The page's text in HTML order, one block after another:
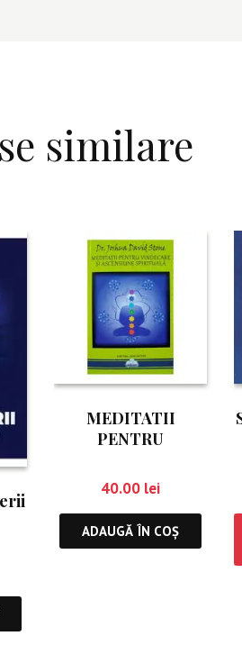
similare
MEDITATII
PENTRU
ASCENSIUNE
SPIRITUALA
40.00 lei
ADAUGĂ ÎN COȘ